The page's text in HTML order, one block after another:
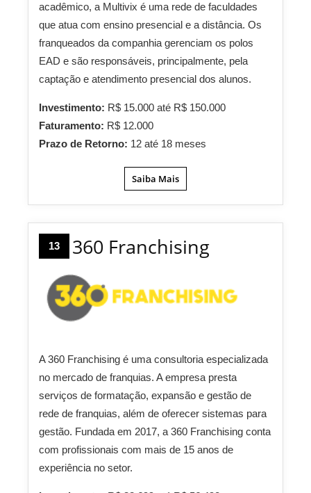
acadêmico, a Multivix é uma rede de faculdades
que atua com ensino presencial e a distância. Os
franqueados da companhia gerenciam os polos
EAD e são responsáveis, principalmente, pela
captação e atendimento presencial dos alunos.
Investimento: R$ 15.000 até R$ 150.000
Faturamento: R$ 12.000
Prazo de Retorno: 12 até 18 meses
Saiba Mais
13 360 Franchising
A 360 Franchising é uma consultoria especializada
no mercado de franquias. A empresa presta
serviços de formatação, expansão e gestão de
rede de franquias, além de oferecer sistemas para
gestão. Fundada em 2017, a 360 Franchising conta
com profissionais com mais de 15 anos de
experiência no setor.